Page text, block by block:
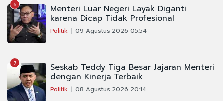
6 Menteri Luar Negeri Layak Diganti
karena Dicap Tidak Profesional
Politik 09 Agustus 2026 05:54
7 Seskab Teddy Tiga Besar Jajaran Menteri
dengan Kinerja Terbaik
Politik 08 Agustus 2026 20:14